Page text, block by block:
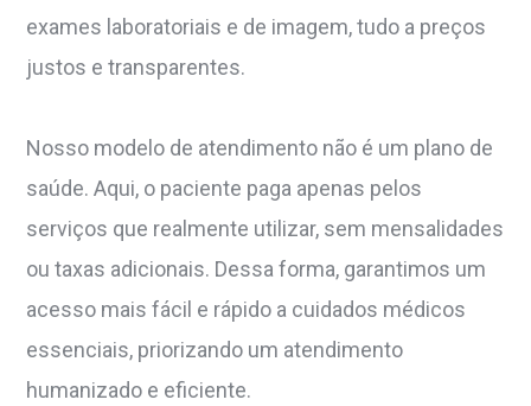
exames laboratoriais e de imagem, tudo a preços
justos e transparentes.
Nosso modelo de atendimento não é um plano de
saúde. Aqui, o paciente paga apenas pelos
serviços que realmente utilizar, sem mensalidades
ou taxas adicionais. Dessa forma, garantimos um
acesso mais fácil e rápido a cuidados médicos
essenciais, priorizando um atendimento
humanizado e eficiente.